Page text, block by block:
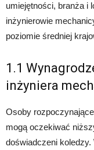
umiejętności, branża i
inżynierowie
poziomie średniej
1.1
inżyniera
Osoby
mogą oczekiwać
doświadczeni